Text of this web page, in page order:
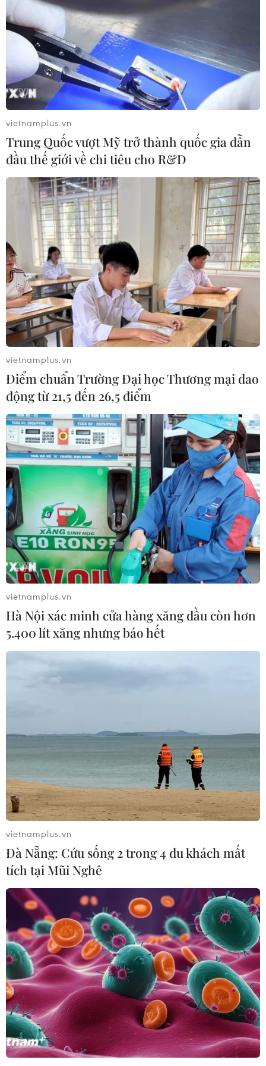
TIN CÙNG CHUYÊN MỤC
Xuất khẩu dệt may 7 tháng đạt trên
27 tỷ USD, duy trì đà tăng trưởng
09/08/2026 08:25
vietnamplus.vn
Trung Quốc vượt Mỹ trở thành quốc gia dẫn
đầu thế giới về chi tiêu cho R&D
vietnamplus.vn
Điểm chuẩn Trường Đại học Thương mại dao
động từ 21,5 đến 26,5 điểm
vietnamplus.vn
Hà Nội xác minh cửa hàng xăng dầu còn hơn
5.400 lít xăng nhưng báo hết
vietnamplus.vn
Đà Nẵng: Cứu sống 2 trong 4 du khách mất
tích tại Mũi Nghê